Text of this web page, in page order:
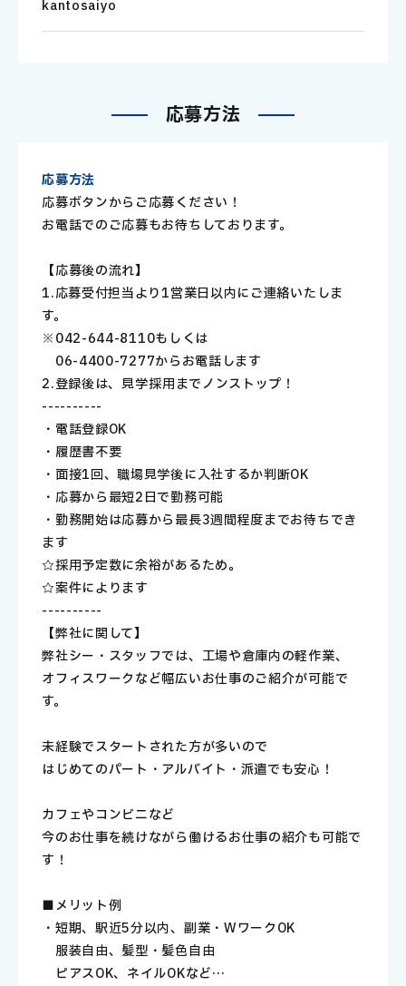
kantosaiyo
応募方法
応募方法
応募ボタンからご応募ください！
お電話でのご応募もお待ちしております。
【応募後の流れ】
1.応募受付担当より1営業日以内にご連絡いたしま
す。
※042-644-8110もしくは
06-4400-7277からお電話します
2.登録後は、見学→採用までノンストップ！
----------
・電話登録OK
・履歴書不要
・面接1回、職場見学後に入社するか判断OK
・応募から最短2日で勤務可能
・勤務開始は応募から最長3週間程度までお待ちでき
ます
☆採用予定数に余裕があるため。
☆案件によります
----------
【弊社に関して】
弊社シー・スタッフでは、工場や倉庫内の軽作業、
オフィスワークなど幅広いお仕事のご紹介が可能で
す。
未経験でスタートされた方が多いので
はじめてのパート・アルバイト・派遣でも安心！
カフェやコンビニなど
今のお仕事を続けながら働けるお仕事の紹介も可能で
す！
■メリット例
・短期、駅近5分以内、副業・WワークOK
服装自由、髪型・髪色自由
ピアスOK、ネイルOKなど…